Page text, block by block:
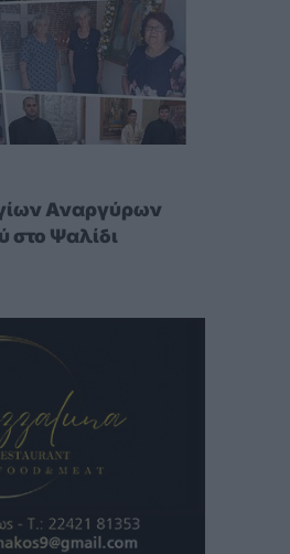
Αναργύρων
στο Ψαλίδι